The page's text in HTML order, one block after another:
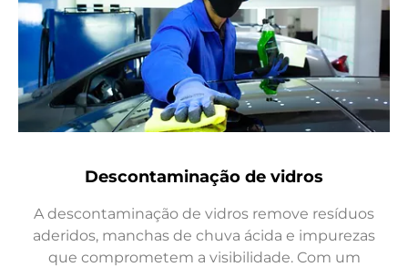
Descontaminação de vidros
A descontaminação de vidros remove resíduos
aderidos, manchas de chuva ácida e impurezas
que comprometem a visibilidade. Com um